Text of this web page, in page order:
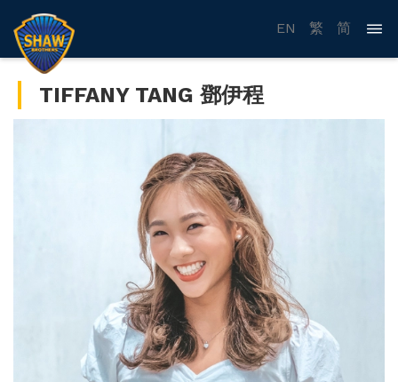
EN 繁 简
TIFFANY TANG 鄧伊程